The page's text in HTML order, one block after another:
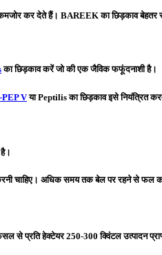
कर देते हैं। BAREEKका छिड़काव बेहतर
का छिड़काव करें जो की एक जैविक फफूंदनाशी है।
VयाPeptilisका छिड़काव इसे नियंत्रित
चाहिए। अधिक समय तक बेल पर रहने से फल
प्रति हेक्टेयर 250-300 क्विंटल उत्पादन